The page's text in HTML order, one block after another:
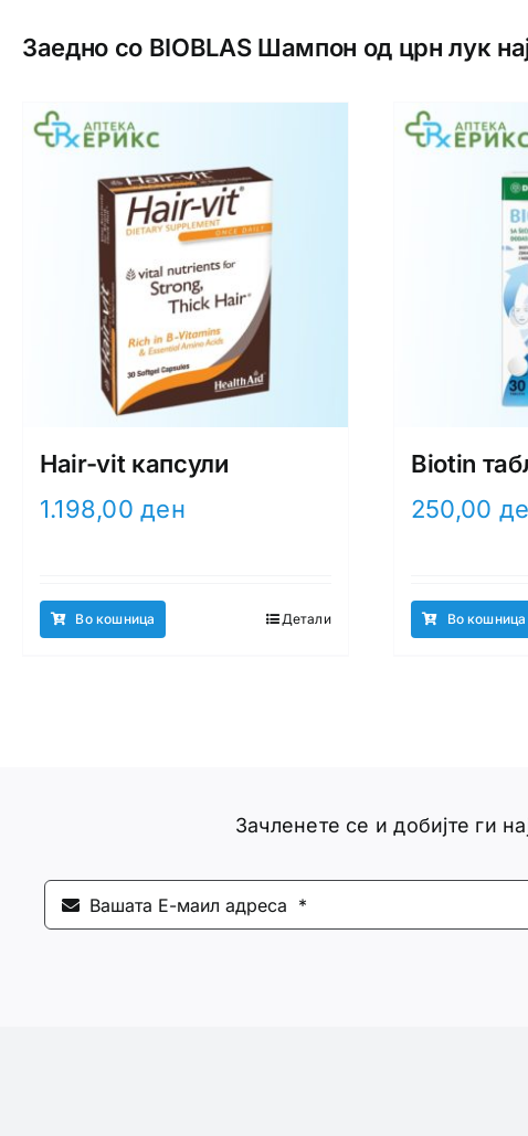
Заедно со BIOBLAS Шампон од црн лук
Hair-vit капсули
1.198,00ден
Во кошница Детали
Biotin
250,00
Во кошница
Зачленете се и добијте ги